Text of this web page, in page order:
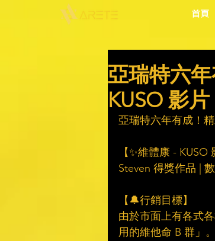
首頁
亞瑞特六
KUSO 影
亞瑞特六年有成！
【✨維體康 -
Steven 得獎作品 |
【🔔行銷目標】​
由於市面上有各式
用的維他命 B 群」